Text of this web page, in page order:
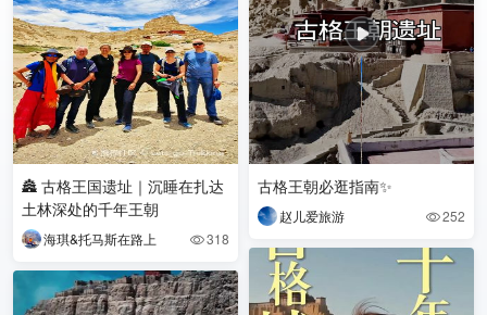
🏯 古格王国遗址｜沉睡在扎达
土林深处的千年王朝
海琪&托马斯在路上 318
古格王朝必逛指南✨
赵儿爱旅游 252